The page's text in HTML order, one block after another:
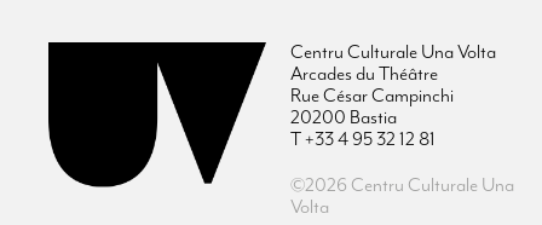
Centru Culturale Una Volta
Arcades du Théâtre
Rue César Campinchi
20200 Bastia
T +33 4 95 32 12 81
©2026 Centru Culturale Una
Volta